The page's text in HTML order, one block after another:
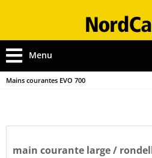
Menu
Mains courantes EVO 700
main courante large /